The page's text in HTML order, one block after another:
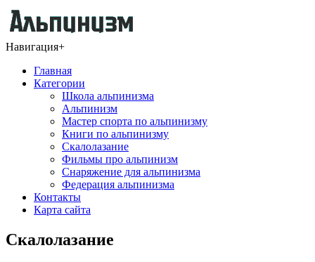
Навигация+
Главная
Категории
Школа альпинизма
Альпинизм
Мастер спорта по альпинизму
Книги по альпинизму
Скалолазание
Фильмы про альпинизм
Снаряжение для альпинизма
Федерация альпинизма
Контакты
Карта сайта
Скалолазание